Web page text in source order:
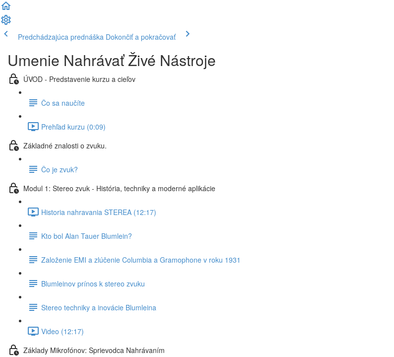
Predchádzajúca prednáška Dokončiť a pokračovať
Umenie Nahrávať Živé Nástroje
ÚVOD - Predstavenie kurzu a cieľov
Čo sa naučíte
Prehľad kurzu (0:09)
Základné znalosti o zvuku.
Čo je zvuk?
Modul 1: Stereo zvuk - História, techniky a moderné aplikácie
Historia nahravania STEREA (12:17)
Kto bol Alan Tauer Blumlein?
Založenie EMI a zlúčenie Columbia a Gramophone v roku 1931
Blumleinov prínos k stereo zvuku
Stereo techniky a inovácie Blumleina
Video (12:17)
Základy Mikrofónov: Sprievodca Nahrávaním